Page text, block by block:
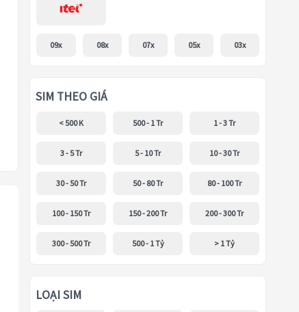
09x 08x 07x 05x 03x
SIM THEO GIÁ
< 500 K 500 - 1 Tr 1 - 3 Tr
3 - 5 Tr 5 - 10 Tr 10 - 30 Tr
30 - 50 Tr 50 - 80 Tr 80 - 100 Tr
100 - 150 Tr 150 - 200 Tr 200 - 300 Tr
300 - 500 Tr 500 - 1 Tỷ > 1 Tỷ
LOẠI SIM